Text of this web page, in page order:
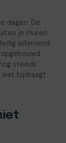
dagen: De
je muren
ademend.
steeds
wat bijdraagt